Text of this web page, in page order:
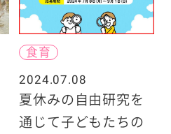
食育
2024.07.08
夏休みの自由研究を
通じて子どもたちの